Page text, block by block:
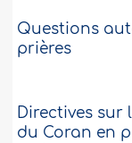
Questions
prières
Directives sur
du Coran en